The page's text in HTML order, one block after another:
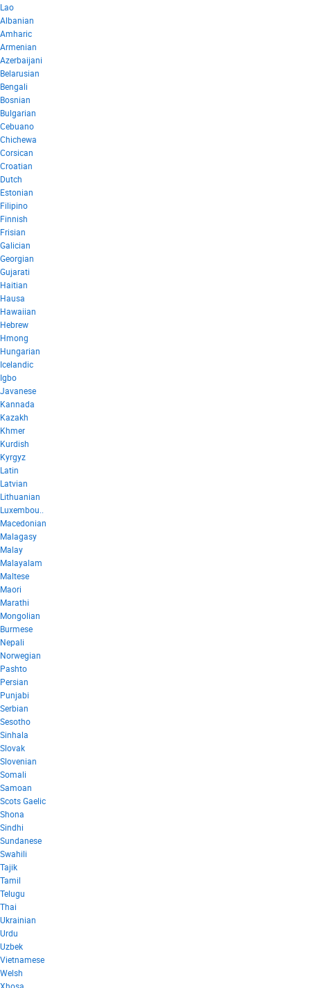
Lao
Albanian
Amharic
Armenian
Azerbaijani
Belarusian
Bengali
Bosnian
Bulgarian
Cebuano
Chichewa
Corsican
Croatian
Dutch
Estonian
Filipino
Finnish
Frisian
Galician
Georgian
Gujarati
Haitian
Hausa
Hawaiian
Hebrew
Hmong
Hungarian
Icelandic
Igbo
Javanese
Kannada
Kazakh
Khmer
Kurdish
Kyrgyz
Latin
Latvian
Lithuanian
Luxembou..
Macedonian
Malagasy
Malay
Malayalam
Maltese
Maori
Marathi
Mongolian
Burmese
Nepali
Norwegian
Pashto
Persian
Punjabi
Serbian
Sesotho
Sinhala
Slovak
Slovenian
Somali
Samoan
Scots Gaelic
Shona
Sindhi
Sundanese
Swahili
Tajik
Tamil
Telugu
Thai
Ukrainian
Urdu
Uzbek
Vietnamese
Welsh
Xhosa